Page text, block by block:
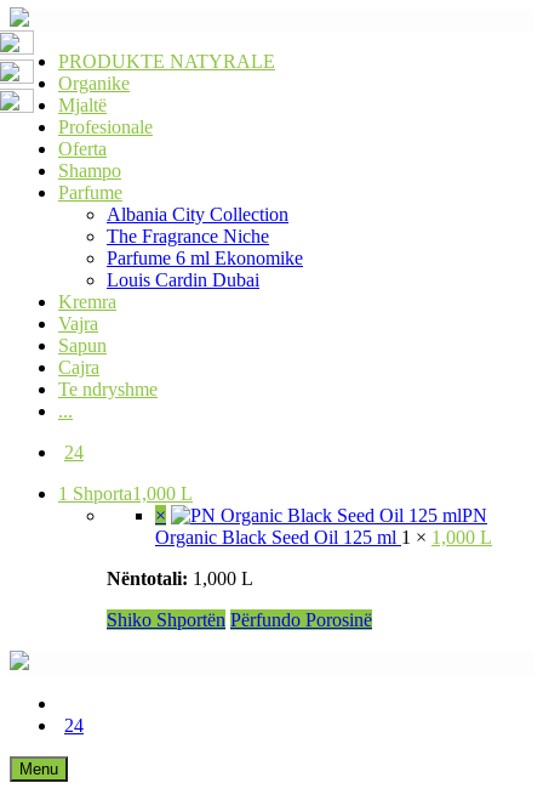
PRODUKTE NATYRALE
Organike
Mjaltë
Profesionale
Oferta
Shampo
Parfume
Albania City Collection
The Fragrance Niche
Parfume 6 ml Ekonomike
Louis Cardin Dubai
Kremra
Vajra
Sapun
Cajra
Te ndryshme
...
24
1 Shporta1,000 L
×
PN
Organic Black Seed Oil 125 ml 1 × 1,000 L
Nëntotali: 1,000 L
Shiko Shportën Përfundo Porosinë
24
Menu